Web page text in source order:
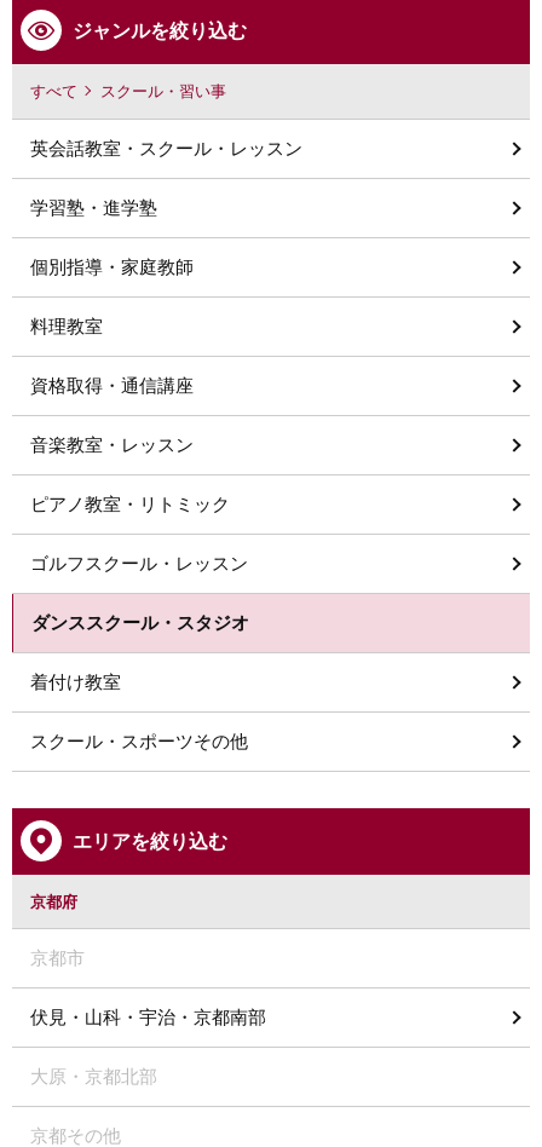
ジャンルを絞り込む
すべて スクール・習い事
英会話教室・スクール・レッスン
学習塾・進学塾
個別指導・家庭教師
料理教室
資格取得・通信講座
音楽教室・レッスン
ピアノ教室・リトミック
ゴルフスクール・レッスン
ダンススクール・スタジオ
着付け教室
スクール・スポーツその他
エリアを絞り込む
京都府
京都市
伏見・山科・宇治・京都南部
大原・京都北部
京都その他